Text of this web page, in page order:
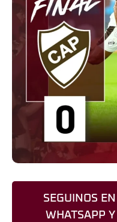
SEGUINOS
WHATSAPP